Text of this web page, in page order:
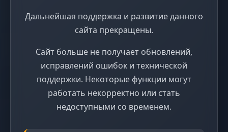
Дальнейшая поддержка и развитие данного
сайта прекращены.
Сайт больше не получает обновлений,
исправлений ошибок и технической
поддержки. Некоторые функции могут
работать некорректно или стать
недоступными со временем.